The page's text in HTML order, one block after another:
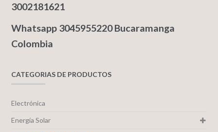
3002181621
Whatsapp 3045955220 Bucaramanga
Colombia
CATEGORIAS DE PRODUCTOS
Electrónica
Energía Solar